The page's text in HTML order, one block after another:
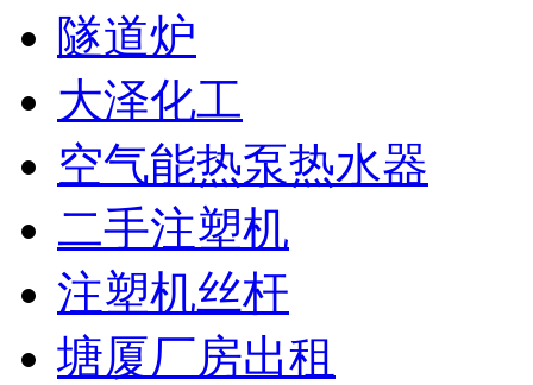
隧道炉
大泽化工
空气能热泵热水器
二手注塑机
注塑机丝杆
塘厦厂房出租